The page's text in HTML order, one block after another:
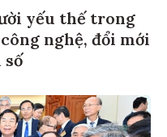
yếu thế trong
nghệ, đổi mới
số